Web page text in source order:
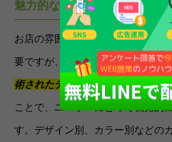
魅力的なビジュアルと施術実績
お店の雰囲気にあった、洗練され
要ですが、
ユーザーにとってネイ
術されたデザインとの相性です。
ことで、ユーザーにとって視覚的
す。デザイン別、カラー別などの